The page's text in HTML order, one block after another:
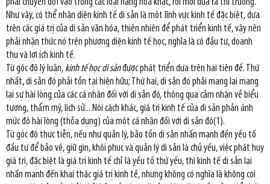
Như vậy, có thể nhận diện kinh tế di sản là một lĩnh vực kinh tế đặc biệt, dựa
trên các giá trị của di sản văn hóa, thiên nhiên để phát triển kinh tế, vậy nên
phải nhận thức nó trên phương diện kinh tế học, nghĩa là có đầu tư, doanh
thu và lợi ích kinh tế.
Từ góc độ lý luận, kinh tế học di sảnđược phát triển dựa trên hai tiên đề. Thứ
nhất, di sản đó phải tồn tại hiện hữu; Thứ hai, di sản đó phải mang lại mang
lại sự hài lòng của các cá nhân đối với di sản đó, thông qua cảm nhận về biểu
tượng, thẩm mỹ, lịch sử... Nói cách khác, giá trị kinh tế của di sản phản ánh
mức độ hài lòng (thỏa dụng) của một cá nhân đối với di sản đó(1).
Từ góc độ thực tiễn, nếu như quản lý, bảo tồn di sản nhấn mạnh đến yếu tố
đầu tư để bảo vệ, giữ gìn, khôi phục và quản lý di sản là chủ yếu, việc phát huy
giá trị, đặc biệt là giá trị kinh tế chỉ là yếu tố thứ yếu, thì kinh tế di sản lại
nhấn mạnh đến khai thác giá trị kinh tế, nhưng không có nghĩa là không coi